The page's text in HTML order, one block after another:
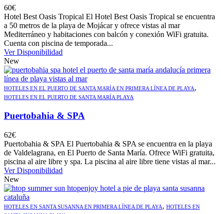
60€
Hotel Best Oasis Tropical El Hotel Best Oasis Tropical se encuentra
a 50 metros de la playa de Mojácar y ofrece vistas al mar
Mediterráneo y habitaciones con balcón y conexión WiFi gratuita.
Cuenta con piscina de temporada...
Ver Disponibilidad
New
HOTELES EN EL PUERTO DE SANTA MARÍA EN PRIMERA LÍNEA DE PLAYA,
HOTELES EN EL PUERTO DE SANTA MARÍA PLAYA
Puertobahia & SPA
62€
Puertobahia & SPA El Puertobahia & SPA se encuentra en la playa
de Valdelagrana, en El Puerto de Santa María. Ofrece WiFi gratuita,
piscina al aire libre y spa. La piscina al aire libre tiene vistas al mar...
Ver Disponibilidad
New
HOTELES EN SANTA SUSANNA EN PRIMERA LÍNEA DE PLAYA, HOTELES EN